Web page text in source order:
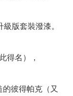
版套裝潑漆。
得名），
彼得帕克（又